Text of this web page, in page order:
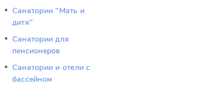
Санатории "Мать и
дитя"
Санатории для
пенсионеров
Санатории и отели с
бассейном